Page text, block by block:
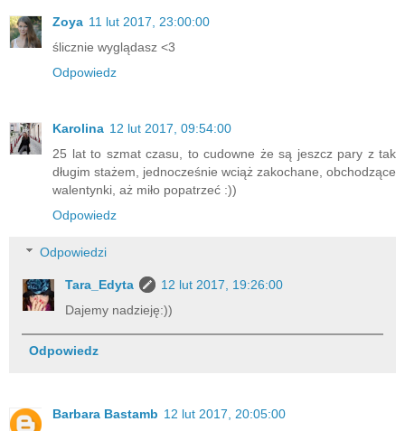
Zoya 11 lut 2017, 23:00:00
ślicznie wyglądasz <3
Odpowiedz
Karolina 12 lut 2017, 09:54:00
25 lat to szmat czasu, to cudowne że są jeszcz pary z tak
długim stażem, jednocześnie wciąż zakochane, obchodzące
walentynki, aż miło popatrzeć :))
Odpowiedz
Odpowiedzi
Tara_Edyta
12 lut 2017, 19:26:00
Dajemy nadzieję:))
Odpowiedz
Barbara Bastamb 12 lut 2017, 20:05:00